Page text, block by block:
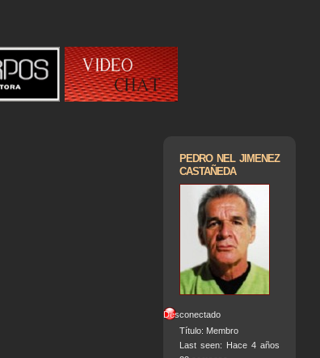
PEDRO NEL JIMENEZ
CASTAÑEDA
Desconectado
Título: Membro
Last seen: Hace 4 años